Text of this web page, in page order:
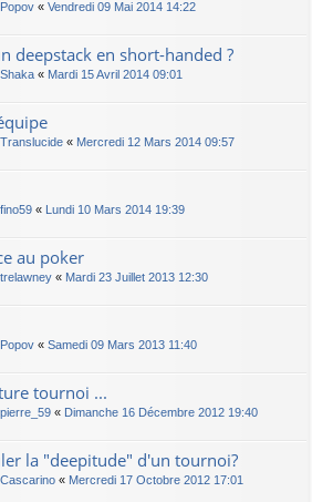
Popov « Vendredi 09 Mai 2014 14:22
deepstack en short-handed ?
Shaka « Mardi 15 Avril 2014 09:01
Translucide « Mercredi 12 Mars 2014 09:57
fino59 «
Lundi 10 Mars 2014 19:39
au poker
trelawney « Mardi 23 Juillet 2013 12:30
Popov « Samedi 09 Mars 2013 11:40
tournoi ...
pierre_59 « Dimanche 16 Décembre 2012 19:40
la "deepitude" d'un tournoi?
Cascarino « Mercredi 17 Octobre 2012 17:01